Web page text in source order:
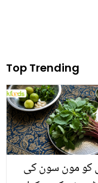
Top Trending
کو مون سون کی